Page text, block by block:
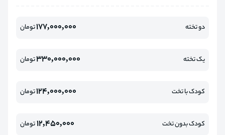
دو تخته 177,000,000تومان
یک تخته 330,000,000تومان
کودک با تخت 124,000,000تومان
کودک بدون تخت 12,450,000تومان